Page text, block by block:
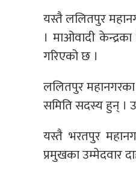
यस्तै ललितपुर
। माओवादी
गरिएको छ ।
ललितपुर महानगरका
समिति सदस्य हुन् ।
यस्तै भरतपुर
प्रमुखका उम्मेदवार